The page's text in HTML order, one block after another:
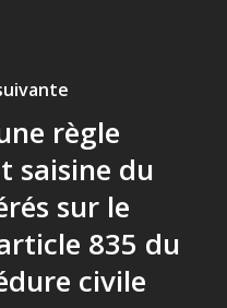
règle
saisine du
sur le
835 du
civile